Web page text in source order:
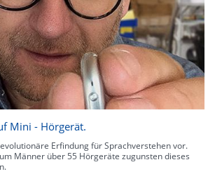
Mini - Hörgerät.
Erfindung für Sprachverstehen vor.
Männer über 55 Hörgeräte zugunsten dieses